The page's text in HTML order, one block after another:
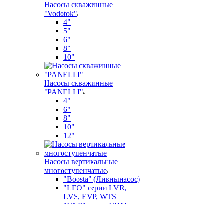
Насосы скважинные
"Vodotok"
4"
5"
6"
8"
10"
Насосы скважинные
"PANELLI"
4"
6"
8"
10"
12"
Насосы вертикальные
многоступенчатые
"Boosta" (Ливнынасос)
"LEO" серии LVR,
LVS, EVP, WTS